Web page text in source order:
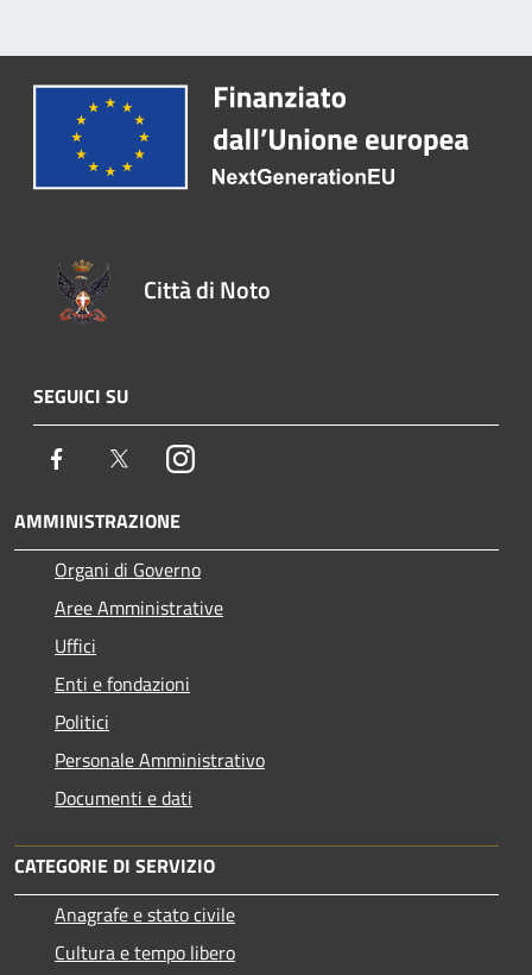
Città di Noto
SEGUICI SU
Facebook TwitterInstagram
AMMINISTRAZIONE
Organi di Governo
Aree Amministrative
Uffici
Enti e fondazioni
Politici
Personale Amministrativo
Documenti e dati
CATEGORIE DI SERVIZIO
Anagrafe e stato civile
Cultura e tempo libero